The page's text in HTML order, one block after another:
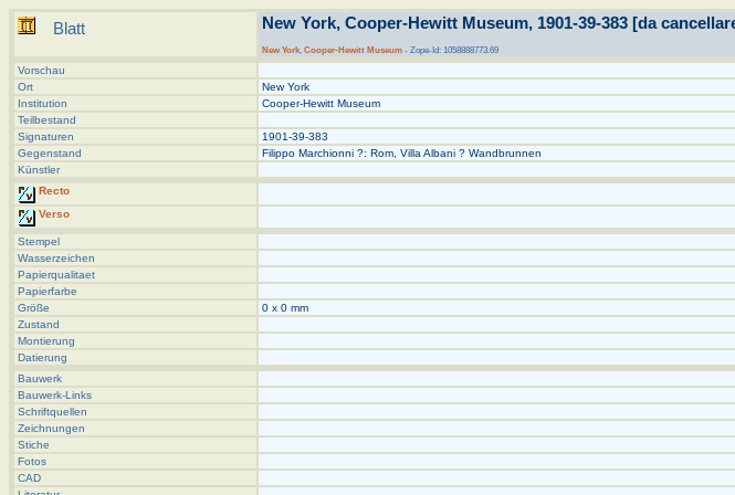
Blatt New York, Cooper-Hewitt Museum, 1901-39-383 [da
New York, Cooper-Hewitt Museum - Zope-Id: 1058888773.69
Vorschau
Ort
New York
Institution
Cooper-Hewitt Museum
Teilbestand
Signaturen
1901-39-383
Gegenstand
Filippo Marchionni ?: Rom, Villa Albani ? Wandbrunnen
Künstler
Recto
Verso
Stempel
Wasserzeichen
Papierqualitaet
Papierfarbe
Größe
0 x 0 mm
Zustand
Montierung
Datierung
Bauwerk
Bauwerk-Links
Schriftquellen
Zeichnungen
Stiche
Fotos
CAD